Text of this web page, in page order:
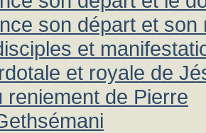
son départ et son
et
et royale de
reniement de Pierre